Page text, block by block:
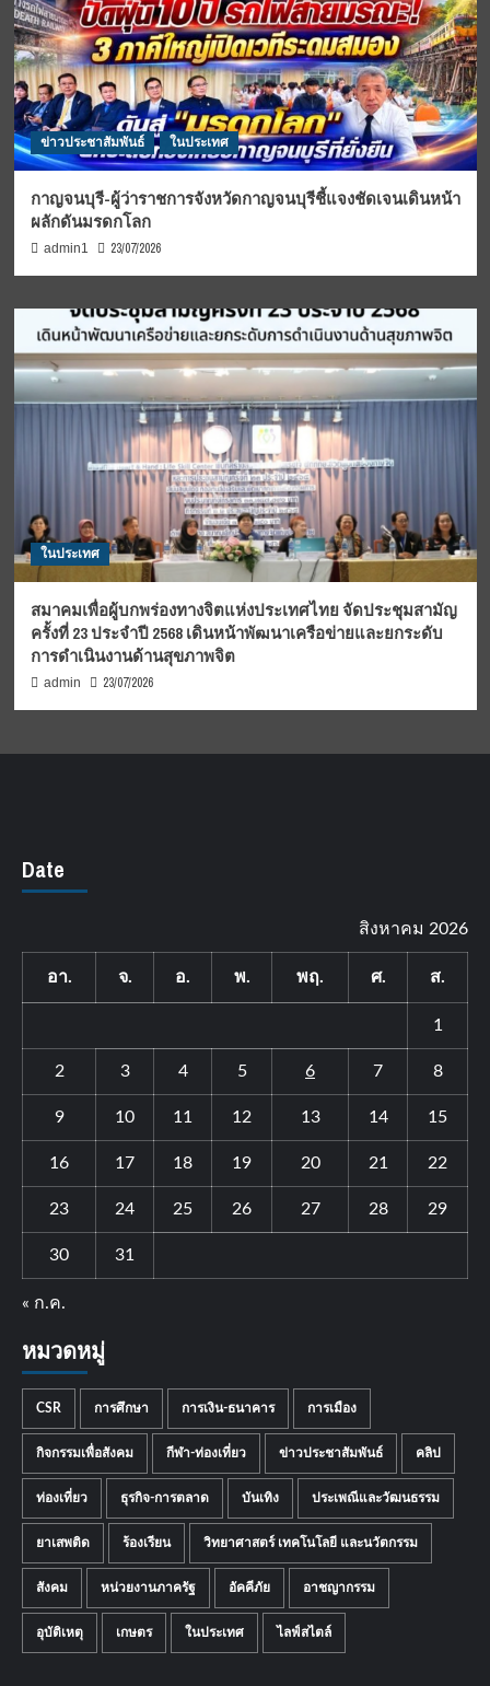
ข่าวประชาสัมพันธ์ ในประเทศ
กาญจนบุรี-ผู้ว่าราชการจังหวัดกาญจนบุรีชี้แจงชัดเจนเดินหน้า
ผลักดันมรดกโลก
admin1 23/07/2026
ในประเทศ
สมาคมเพื่อผู้บกพร่องทางจิตแห่งประเทศไทย จัดประชุมสามัญ
ครั้งที่ 23 ประจำปี 2568 เดินหน้าพัฒนาเครือข่ายและยกระดับ
การดำเนินงานด้านสุขภาพจิต
admin 23/07/2026
Date
สิงหาคม 2026
อา. จ. อ. พ. พฤ. ศ. ส.
1
2 3 4 5 6 7 8
9 10 11 12 13 14 15
16 17 18 19 20 21 22
23 24 25 26 27 28 29
30 31
« ก.ค.
หมวดหมู่
CSR การศึกษา การเงิน-ธนาคาร การเมือง
กิจกรรมเพื่อสังคม กีฬา-ท่องเที่ยว ข่าวประชาสัมพันธ์ คลิป
ท่องเที่ยว ธุรกิจ-การตลาด บันเทิง ประเพณีและวัฒนธรรม
ยาเสพติด ร้องเรียน วิทยาศาสตร์ เทคโนโลยี และนวัตกรรม
สังคม หน่วยงานภาครัฐ อัคคีภัย อาชญากรรม
อุบัติเหตุ เกษตร ในประเทศ ไลฟ์สไตล์